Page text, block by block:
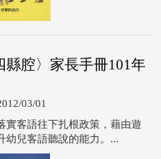
腔〉家長手冊101年
03/01
實客語往下扎根政策，藉由遊
幼兒客語聽說的能力。...